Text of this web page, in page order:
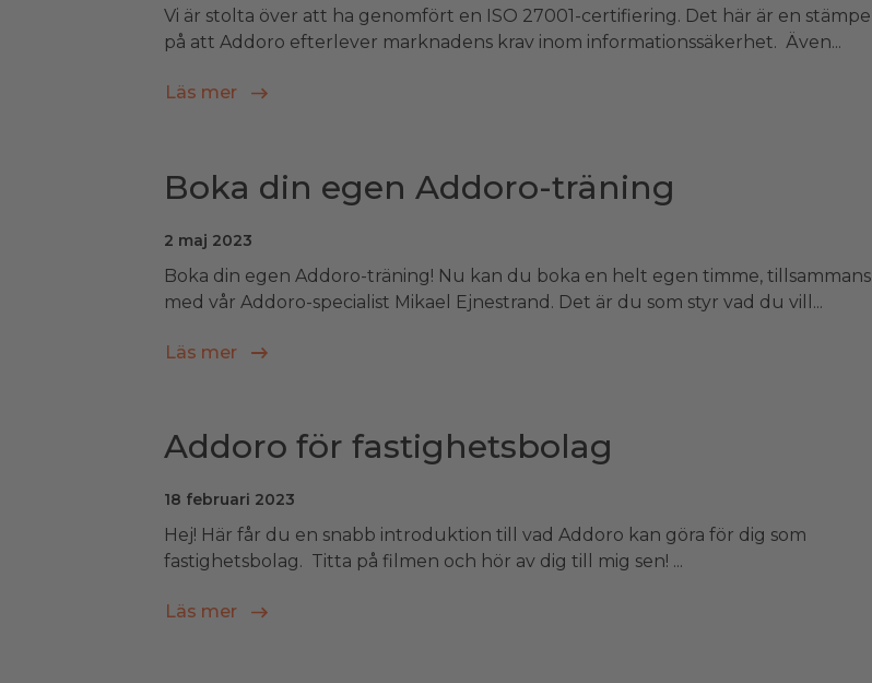
Vi är stolta över att ha genomfört en ISO 27001-certifiering. Det här är en stämpel
på att Addoro efterlever marknadens krav inom informationssäkerhet. Även...
Läs mer
Boka din egen Addoro-träning
2 maj 2023
Boka din egen Addoro-träning! Nu kan du boka en helt egen timme, tillsammans
med vår Addoro-specialist Mikael Ejnestrand. Det är du som styr vad du vill...
Läs mer
Addoro för fastighetsbolag
18 februari 2023
Hej! Här får du en snabb introduktion till vad Addoro kan göra för dig som
fastighetsbolag. Titta på filmen och hör av dig till mig sen! ...
Läs mer